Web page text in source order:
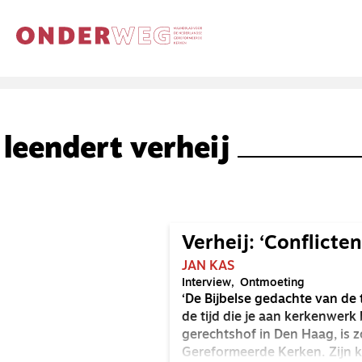
leendert verheij
Verheij:
JAN KAS
Interview Ontmoeting
‘De Bijbelse gedachte van
de tijd die je aan kerkenwerk
gerechtshof in Den Haag, is
Gereformeerde Kerken. Zijn